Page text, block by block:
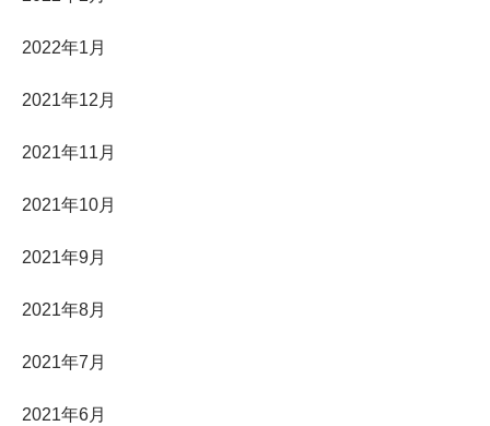
2022年1月
2021年12月
2021年11月
2021年10月
2021年9月
2021年8月
2021年7月
2021年6月